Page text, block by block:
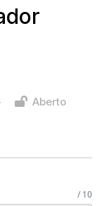
Aberto
/ 10